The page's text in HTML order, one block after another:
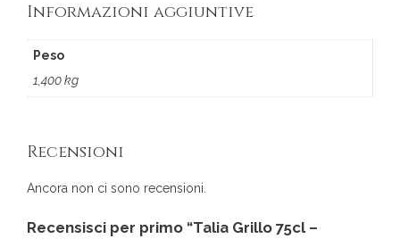
Informazioni aggiuntive
Peso
1,400 kg
Recensioni
Ancora non ci sono recensioni.
Recensisci per primo “Talia Grillo 75cl –